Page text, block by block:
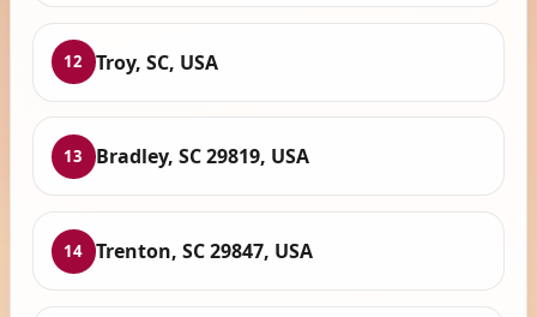
12 Troy, SC, USA
13 Bradley, SC 29819, USA
14 Trenton, SC 29847, USA